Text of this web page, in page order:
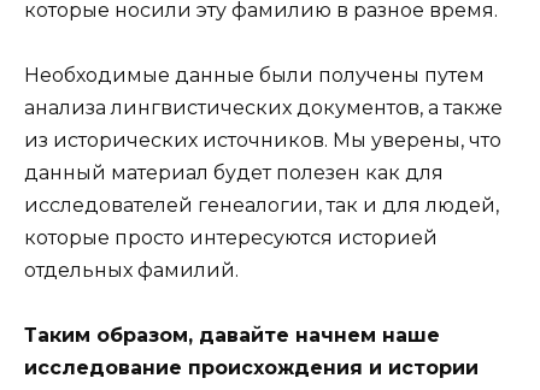
которые носили эту фамилию в разное время.
Необходимые данные были получены путем
анализа лингвистических документов, а также
из исторических источников. Мы уверены, что
данный материал будет полезен как для
исследователей генеалогии, так и для людей,
которые просто интересуются историей
отдельных фамилий.
Таким образом, давайте начнем наше
исследование происхождения и истории